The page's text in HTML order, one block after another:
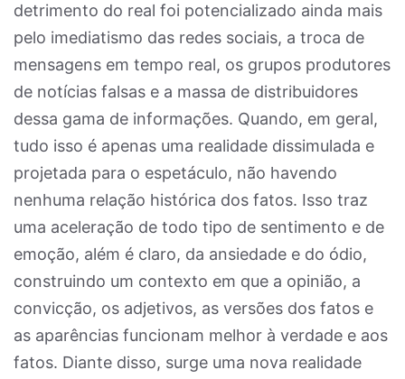
detrimento do real foi potencializado ainda mais
pelo imediatismo das redes sociais, a troca de
mensagens em tempo real, os grupos produtores
de notícias falsas e a massa de distribuidores
dessa gama de informações. Quando, em geral,
tudo isso é apenas uma realidade dissimulada e
projetada para o espetáculo, não havendo
nenhuma relação histórica dos fatos. Isso traz
uma aceleração de todo tipo de sentimento e de
emoção, além é claro, da ansiedade e do ódio,
construindo um contexto em que a opinião, a
convicção, os adjetivos, as versões dos fatos e
as aparências funcionam melhor à verdade e aos
fatos. Diante disso, surge uma nova realidade